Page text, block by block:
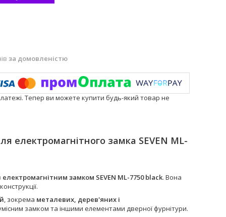
за домовленістю
Тепер ви можете купити будь-який товар не
електромагнітного замка SEVEN ML-
електромагнітним замком SEVEN ML-7750 black. Вона
, зокрема металевих, дерев'яних і
замком та іншими елементами дверної фурнітури.